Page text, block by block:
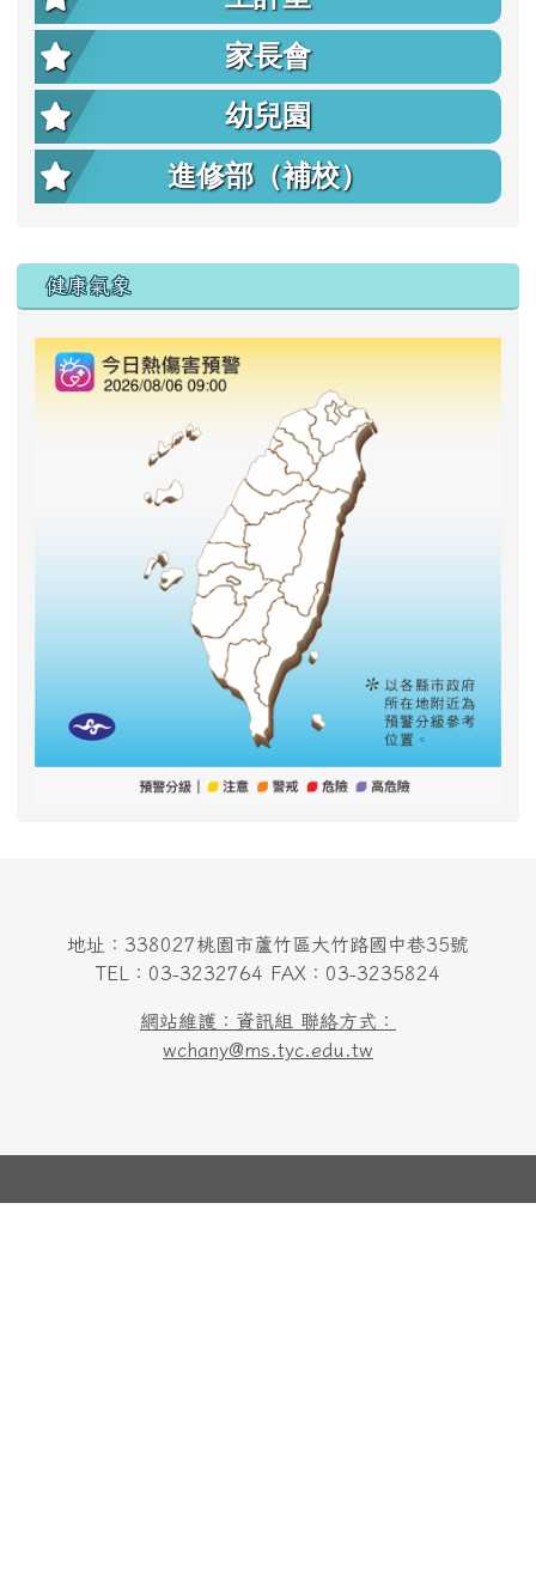
家長會
幼兒園
進修部（補校）
右邊區域內容
健康氣象
地址：338027桃園市蘆竹區大竹路國中巷35號
TEL：03-3232764 FAX：03-3235824
網站維護：資訊組 聯絡方式：
wchany@ms.tyc.edu.tw